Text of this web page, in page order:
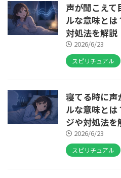
声が聞こえて
ルな意味とは
対処法を解説
2026/6/23
スピリチュアル
寝てる時に声
ルな意味とは
ジや対処法を
2026/6/23
スピリチュアル